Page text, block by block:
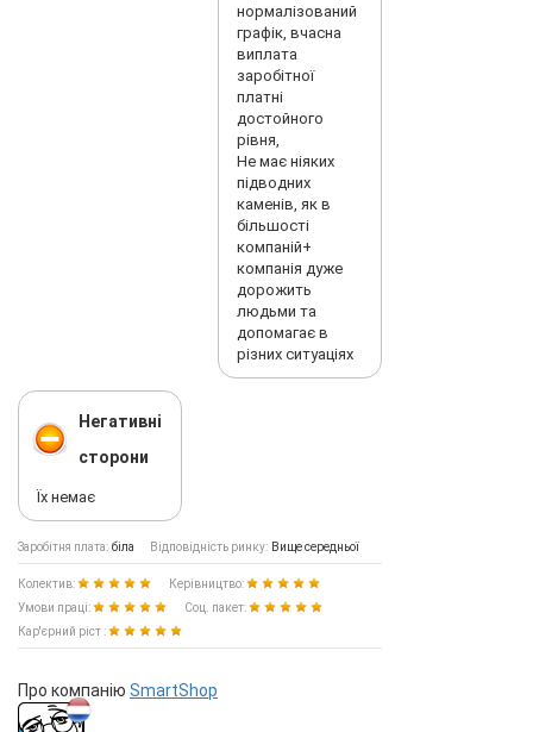
нормалізований
графік, вчасна
виплата
заробітної
платні
достойного
рівня,
Не має ніяких
підводних
каменів, як в
більшості
компаній+
компанія дуже
дорожить
людьми та
допомагає в
різних ситуаціях
Негативні
сторони
Їх немає
Заробітня плата: біла Відповідність ринку: Вище середньої
Колектив:
Керівництво:
Умови праці:
Соц. пакет:
Кар'єрний ріст :
Про компанію SmartShop